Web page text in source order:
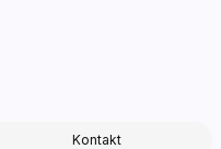
Kontakt